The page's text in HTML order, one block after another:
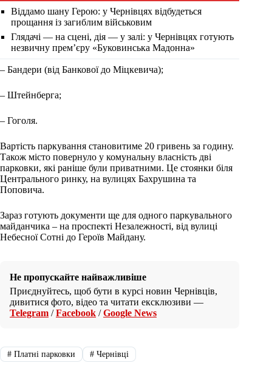
Віддамо шану Герою: у Чернівцях відбудеться
прощання із загиблим військовим
Глядачі — на сцені, дія — у залі: у Чернівцях готують
незвичну прем’єру «Буковинська Мадонна»
– Бандери (від Банкової до Міцкевича);
– Штейнберга;
– Гоголя.
Вартість паркування становитиме 20 гривень за годину.
Також місто повернуло у комунальну власність дві
парковки, які раніше були приватними. Це стоянки біля
Центрального ринку, на вулицях Бахрушина та
Поповича.
Зараз готують документи ще для одного паркувального
майданчика – на проспекті Незалежності, від вулиці
Небесної Сотні до Героїв Майдану.
Не пропускайте найважливіше
Приєднуйтесь, щоб бути в курсі новин Чернівців,
дивитися фото, відео та читати ексклюзиви —
Telegram /Facebook /Google News
#Платні парковки #Чернівці